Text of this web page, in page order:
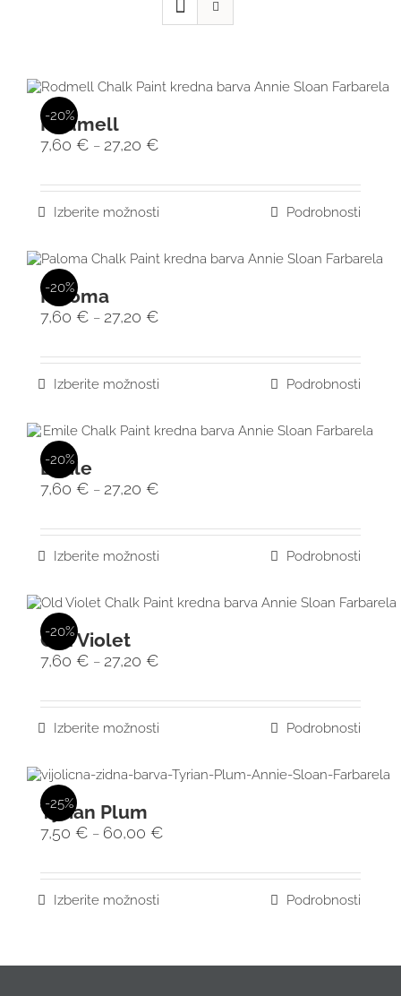
-20%
Rodmell
7,60 € – 27,20 €
Izberite možnosti Podrobnosti
-20%
Paloma
7,60 € – 27,20 €
Izberite možnosti Podrobnosti
-20%
Emile
7,60 € – 27,20 €
Izberite možnosti Podrobnosti
-20%
Old Violet
7,60 € – 27,20 €
Izberite možnosti Podrobnosti
-25%
Tyrian Plum
7,50 € – 60,00 €
Izberite možnosti Podrobnosti